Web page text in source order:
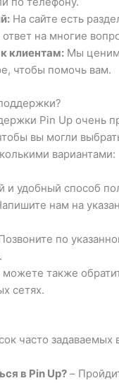
На сайте есть
на многие
клиентам: Мы ценим
чтобы помочь вам.
Pin Up очень
вы могли
вариантами:
и удобный способ
нам на
по
также
сетях.
часто задаваемых
в Pin Up? –